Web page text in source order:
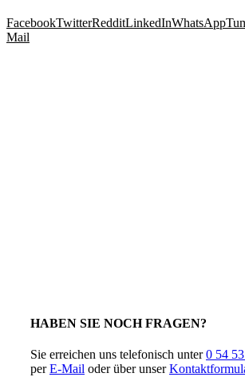
FacebookTwitterRedditLinkedInWhatsApp
Mail
HABEN SIE NOCH FRAGEN?
Sie erreichen uns telefonisch unter0 54
perE-Mail oder über unser